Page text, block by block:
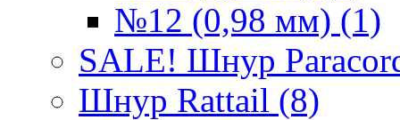
№12 (0,98 мм) (1)
SALE! Шнур
Шнур Rattail (8)